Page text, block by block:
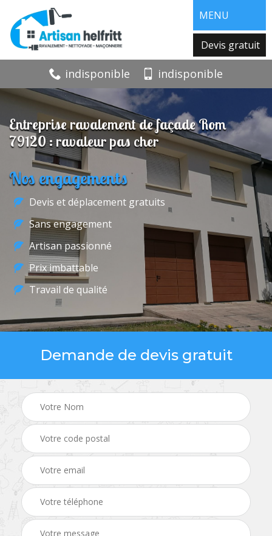
MENU
Devis gratuit
indisponible indisponible
Entreprise ravalement de façade Rom
79120 : ravaleur pas cher
Nos engagements
Devis et déplacement gratuits
Sans engagement
Artisan passionné
Prix imbattable
Travail de qualité
Demande de devis gratuit